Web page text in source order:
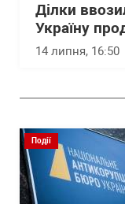
Ділки
Україну
14 липня, 16:50
Події